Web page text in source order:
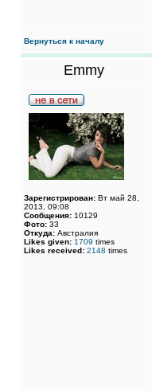
Вернуться к началу
Emmy
Зарегистрирован: Вт май 28,
2013, 09:08
Сообщения: 10129
Фото: 33
Откуда: Австралия
Likes given: 1709 times
Likes received: 2148 times